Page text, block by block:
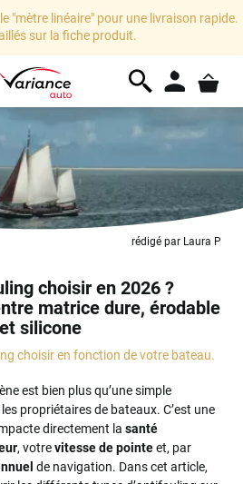
"mètre linéaire" pour une livraison rapide.
sur la fiche produit.
rédigé par Laura P
choisir en 2026 ?
matrice dure, érodable
et silicone
choisir en fonction de votre bateau.
est bien plus qu’une simple
propriétaires de bateaux. C’est une
directement la santé
, votrevitesse de pointeet, par
de navigation. Dans cet article,